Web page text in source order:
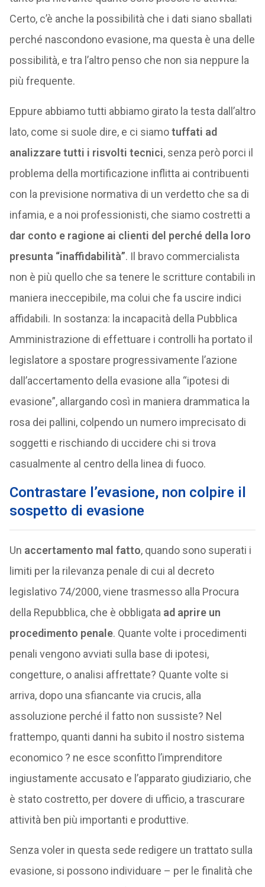
Certo, c’è anche la possibilità che i dati siano sballati
perché nascondono evasione, ma questa è una delle
possibilità, e tra l’altro penso che non sia neppure la
più frequente.
Eppure abbiamo tutti abbiamo girato la testa dall’altro
lato, come si suole dire, e ci siamotuffati ad
analizzare tutti i risvolti tecnici, senza però porci il
problema della mortificazione inflitta ai contribuenti
con la previsione normativa di un verdetto che sa di
infamia, e a noi professionisti, che siamo costretti a
dar conto e ragione ai clienti del perché della loro
presunta “inaffidabilità”. Il bravo commercialista
non è più quello che sa tenere le scritture contabili in
maniera ineccepibile, ma colui che fa uscire indici
affidabili. In sostanza: la incapacità della Pubblica
Amministrazione di effettuare i controlli ha portato il
legislatore a spostare progressivamente l’azione
dall’accertamento della evasione alla “ipotesi di
evasione”, allargando così in maniera drammatica la
rosa dei pallini, colpendo un numero imprecisato di
soggetti e rischiando di uccidere chi si trova
casualmente al centro della linea di fuoco.
Contrastare l’evasione, non colpire il
sospetto di evasione
Un accertamento mal fatto, quando sono superati i
limiti per la rilevanza penale di cui al decreto
legislativo 74/2000, viene trasmesso alla Procura
della Repubblica, che è obbligata ad aprire un
procedimento penale. Quante volte i procedimenti
penali vengono avviati sulla base di ipotesi,
congetture, o analisi affrettate? Quante volte si
arriva, dopo una sfiancante via crucis, alla
assoluzione perché il fatto non sussiste? Nel
frattempo, quanti danni ha subito il nostro sistema
economico ? ne esce sconfitto l’imprenditore
ingiustamente accusato e l’apparato giudiziario, che
è stato costretto, per dovere di ufficio, a trascurare
attività ben più importanti e produttive.
Senza voler in questa sede redigere un trattato sulla
evasione, si possono individuare – per le finalità che